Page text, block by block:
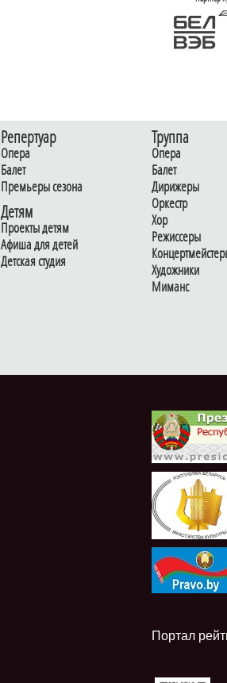
Репертуар
Опера
Балет
Премьеры сезона
Детям
Проекты детям
Афиша для детей
Детская студия
Труппа
Опера
Балет
Дирижеры
Оркестр
Хор
Режиссеры
Художники
Миманс
Портал